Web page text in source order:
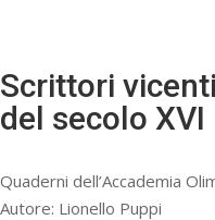
Scrittori
del secolo XVI
Quaderni dell’Accademia
Autore: Lionello Puppi